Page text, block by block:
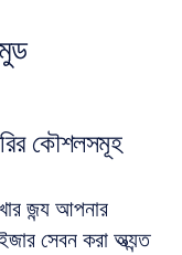
কৌশলসমূহ
জন্য আপনার
সেবন করা অত্যন্ত